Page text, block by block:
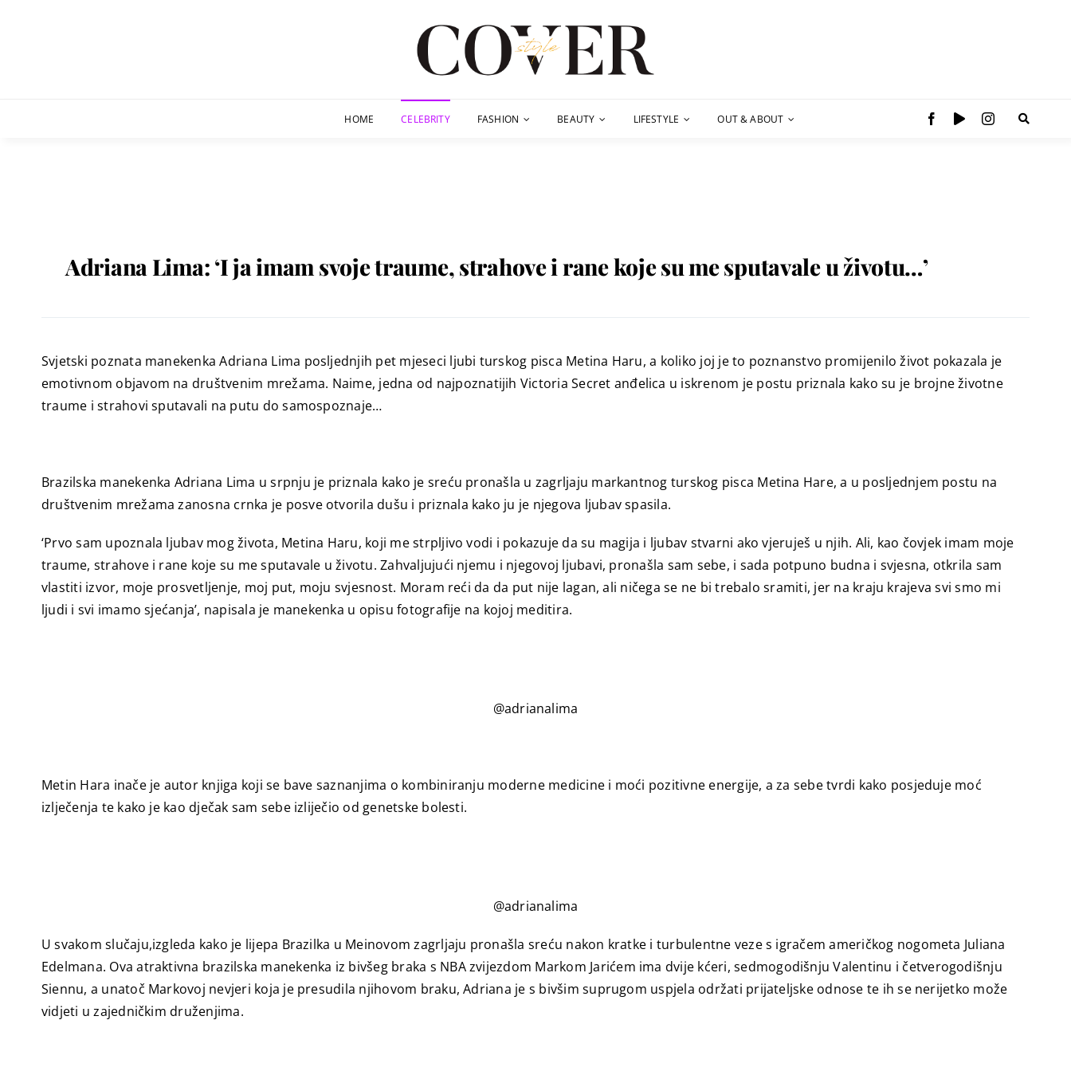
HOME CELEBRITY FASHION BEAUTY LIFESTYLE OUT & ABOUT
Adriana Lima: ‘I ja imam svoje traume, strahove i rane koje su me sputavale u životu…’
Svjetski poznata manekenka Adriana Lima posljednjih pet mjeseci ljubi turskog pisca Metina Haru, a koliko joj je to poznanstvo promijenilo život pokazala je
emotivnom objavom na društvenim mrežama. Naime, jedna od najpoznatijih Victoria Secret anđelica u iskrenom je postu priznala kako su je brojne životne
traume i strahovi sputavali na putu do samospoznaje…
Brazilska manekenka Adriana Lima u srpnju je priznala kako je sreću pronašla u zagrljaju markantnog turskog pisca Metina Hare, a u posljednjem postu na
društvenim mrežama zanosna crnka je posve otvorila dušu i priznala kako ju je njegova ljubav spasila.
‘Prvo sam upoznala ljubav mog života, Metina Haru, koji me strpljivo vodi i pokazuje da su magija i ljubav stvarni ako vjeruješ u njih. Ali, kao čovjek imam moje
traume, strahove i rane koje su me sputavale u životu. Zahvaljujući njemu i njegovoj ljubavi, pronašla sam sebe, i sada potpuno budna i svjesna, otkrila sam
vlastiti izvor, moje prosvetljenje, moj put, moju svjesnost. Moram reći da da put nije lagan, ali ničega se ne bi trebalo sramiti, jer na kraju krajeva svi smo mi
ljudi i svi imamo sjećanja’, napisala je manekenka u opisu fotografije na kojoj meditira.
@adrianalima
Metin Hara inače je autor knjiga koji se bave saznanjima o kombiniranju moderne medicine i moći pozitivne energije, a za sebe tvrdi kako posjeduje moć
izlječenja te kako je kao dječak sam sebe izliječio od genetske bolesti.
@adrianalima
U svakom slučaju,izgleda kako je lijepa Brazilka u Meinovom zagrljaju pronašla sreću nakon kratke i turbulentne veze s igračem američkog nogometa Juliana
Edelmana. Ova atraktivna brazilska manekenka iz bivšeg braka s NBA zvijezdom Markom Jarićem ima dvije kćeri, sedmogodišnju Valentinu i četverogodišnju
Siennu, a unatoč Markovoj nevjeri koja je presudila njihovom braku, Adriana je s bivšim suprugom uspjela održati prijateljske odnose te ih se nerijetko može
vidjeti u zajedničkim druženjima.